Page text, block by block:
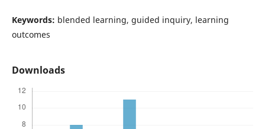
Keywords: blended learning, guided inquiry, learning
outcomes
Downloads